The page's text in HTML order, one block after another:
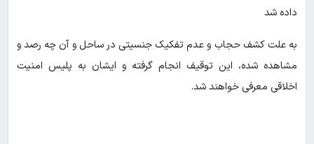
داده شد
به علت کشف حجاب و عدم تفکیک جنسیتی در ساحل و آن چه رصد و
مشاهده شده، این توقیف انجام گرفته و ایشان به پلیس امنیت
اخلاقی معرفی خواهند شد.